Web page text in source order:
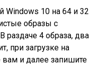
Windows 10 на 64 и 32
образы с
4 образа, два
при загрузке на
и далее запишите